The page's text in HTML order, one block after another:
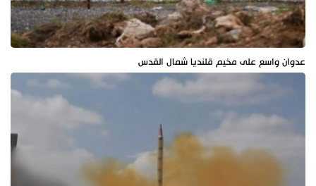
عدوان واسع على مخيم قلنديا شمال القدس